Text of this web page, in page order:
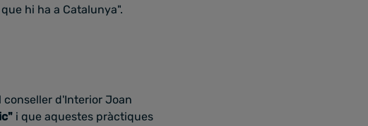
hi ha a Catalunya".
conseller d'Interior Joan
i que aquestes pràctiques